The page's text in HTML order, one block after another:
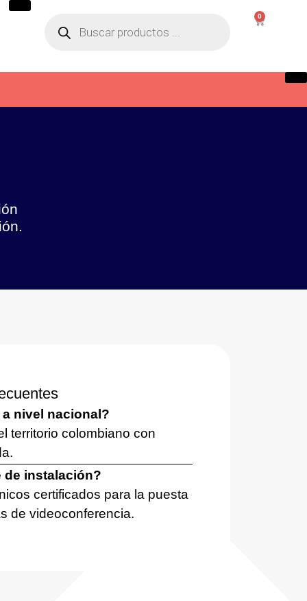
0
nivel nacional?
territorio colombiano con
de instalación?
certificados para la puesta
de videoconferencia.